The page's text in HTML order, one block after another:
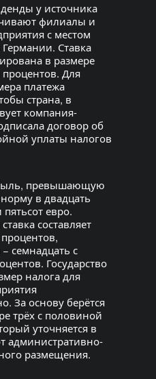
у источника
филиалы и
с местом
Ставка
в размере
процентов. Для
платежа
страна, в
компания-
договор об
уплаты налогов
превышающую
в двадцать
евро.
составляет
семнадцать с
Государство
налога для
За основу берётся
трёх с половиной
уточняется в
административно-
размещения.